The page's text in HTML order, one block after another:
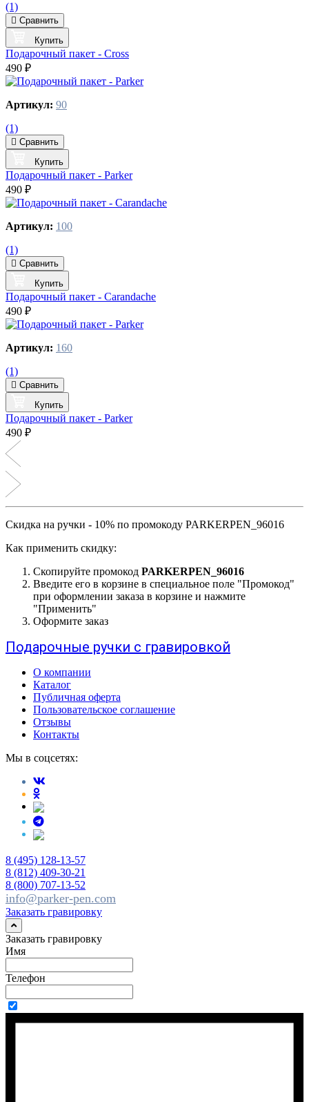
(1)
Сравнить
Купить
Подарочный пакет - Cross
490 ₽
Артикул: 90
(1)
Сравнить
Купить
Подарочный пакет - Parker
490 ₽
Артикул: 100
(1)
Сравнить
Купить
Подарочный пакет - Carandache
490 ₽
Артикул: 160
(1)
Сравнить
Купить
Подарочный пакет - Parker
490 ₽
Скидка на ручки - 10% по промокоду PARKERPEN_96016
Как применить скидку:
Скопируйте промокод PARKERPEN_96016
Введите его в корзине в специальное поле "Промокод"
при оформлении заказа в корзине и нажмите
"Применить"
Оформите заказ
Подарочные ручки с гравировкой
О компании
Каталог
Публичная оферта
Пользовательское соглашение
Отзывы
Контакты
Мы в соцсетях:
8 (495) 128-13-57
8 (812) 409-30-21
8 (800) 707-13-52
info@parker-pen.com
Заказать гравировку
Заказать гравировку
Имя
Телефон